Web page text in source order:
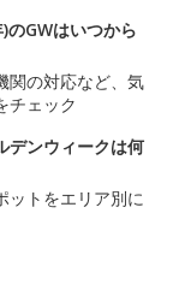
のGWはいつから
関の対応など、気
チェック
デンウィークは何
ットをエリア別に